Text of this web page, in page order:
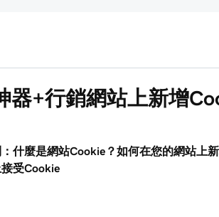
案
部落格
客戶評論
)
器+行銷網站上新增
什麼是網站Cookie？如何在您的網站上
受Cookie